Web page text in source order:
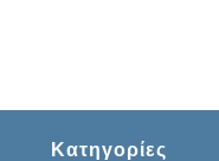
Κατηγορίες